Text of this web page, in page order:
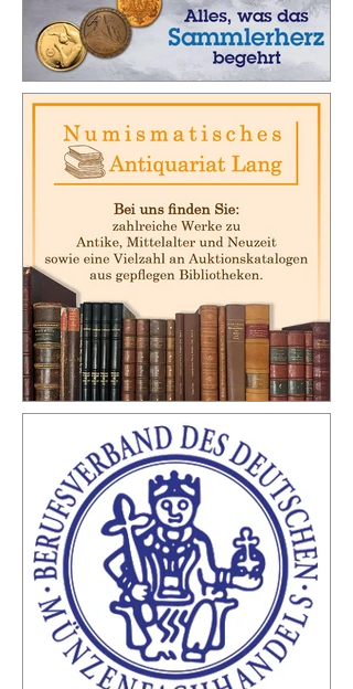
WERBUNG